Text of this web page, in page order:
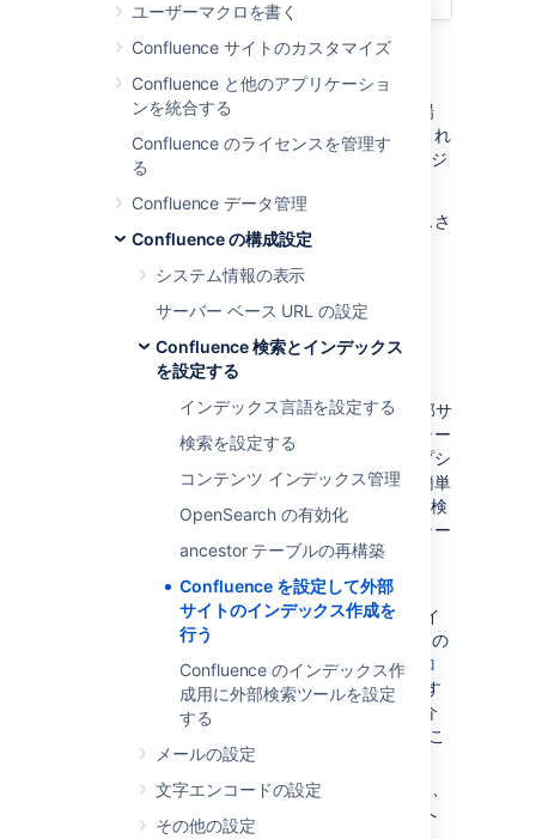
ユーザーマクロを書く
Confluence サイトのカスタマイズ
Confluence と他のアプリケーショ
ンを統合する
Confluence のライセンスを管理す
る
Confluence データ管理
Confluence の構成設定
システム情報の表示
サーバー ベース URL の設定
Confluence 検索とインデックス
を設定する
インデックス言語を設定する
検索を設定する
コンテンツ インデックス管理
OpenSearch の有効化
ancestor テーブルの再構築
Confluence を設定して外部
サイトのインデックス作成を
行う
Confluence のインデックス作
成用に外部検索ツールを設定
する
メールの設定
文字エンコードの設定
その他の設定
Confluence に外部ページを埋め込む
インデックスを作成する外部サイトが少数の場
HTML インクルードマクロを有効にし、これ
を使用して外部コンテンツを Confluence ページ
に埋め込むことをお勧めします。
外部サイトの実際のコンテンツはインデックスさ
れません。
Confluence 検索を置き換える
独自のプログラマー リソースを使用して、
Confluence の内部検索を、Confluence と外部サ
イトの両方のインデックスを作成するクローラー
に置き換えることができます。この高度なオプシ
ョンは、内部の検索エンジンを修正するより簡単
です。すべてのページから Confluence の内部検
索を削除し、内部結果ページを独自のクローラー
フロントエンドに置き換える必要があります。
代わりの統合検索エンジンを、
Confluence サイトおよび他のサイトのイ
ンデックスを作成するように設定し、その
結果を提供します。オープンソース クロ
などの web クローラーをホストす
る必要があります。
を介
して Confluence 内で検索を実施できるこ
とに注意してください。
検索フロントエンドにリンクするように、
して内部検索へ